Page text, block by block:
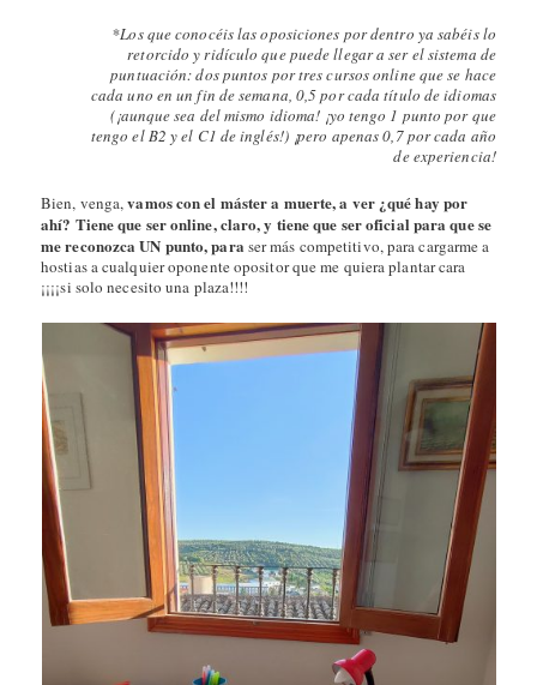
*Los que conocéis las oposiciones por dentro ya sabéis lo
retorcido y ridículo que puede llegar a ser el sistema de
puntuación: dos puntos por tres cursos online que se hace
cada uno en un fin de semana, 0,5 por cada título de idiomas
(¡aunque sea del mismo idioma! ¡yo tengo 1 punto por que
tengo el B2 y el C1 de inglés!) ¡pero apenas 0,7 por cada año
de experiencia!
Bien, venga,vamos con el máster a muerte, a ver ¿qué hay por
ahí? Tiene que ser online, claro, y tiene que ser oficial para que se
me reconozca UN punto, para ser más competitivo, para cargarme a
hostias a cualquier oponente opositor que me quiera plantar cara
¡¡¡¡si solo necesito una plaza!!!!